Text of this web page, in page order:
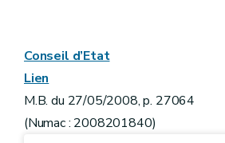
Conseil d’Etat
Lien
M.B. du 27/05/2008, p. 27064
(Numac : 2008201840)